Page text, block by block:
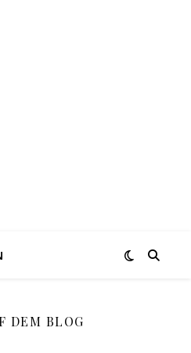
DEM BLOG